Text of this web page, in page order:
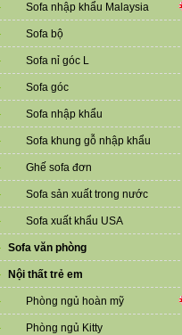
Sofa nhập khẩu Malaysia
Sofa bộ
Sofa nỉ góc L
Sofa góc
Sofa nhập khẩu
Sofa khung gỗ nhập khẩu
Ghế sofa đơn
Sofa sản xuất trong nước
Sofa xuất khẩu USA
Sofa văn phòng
Nội thất trẻ em
Phòng ngủ hoàn mỹ
Phòng ngủ Kitty